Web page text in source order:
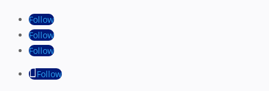
Follow
Follow
Follow
Follow